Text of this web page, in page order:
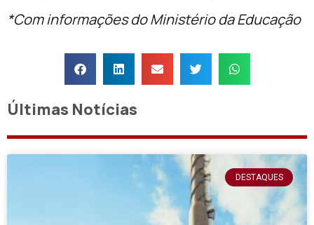
*Com informações do Ministério da Educação
Últimas Notícias
DESTAQUES